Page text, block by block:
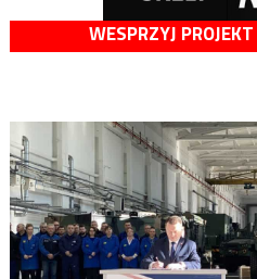
WESPRZYJ